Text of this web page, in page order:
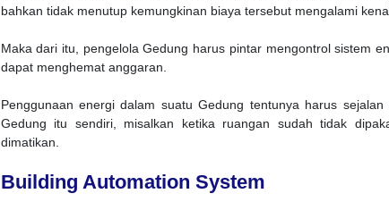
bahkan tidak menutup kemungkinan biaya tersebut mengalami
Maka dari itu, pengelola Gedung harus pintar mengontrol sistem
dapat menghemat anggaran.
Penggunaan energi dalam suatu Gedung tentunya harus
Gedung itu sendiri, misalkan ketika ruangan sudah tidak
dimatikan.
Building Automation System